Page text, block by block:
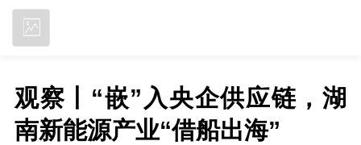
观察丨“嵌”入央企供应链，湖
南新能源产业“借船出海”